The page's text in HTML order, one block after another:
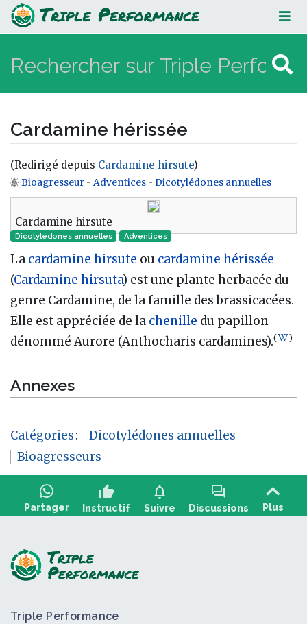
Cardamine hérissée
Cardamine hérissée
(Redirigé depuis Cardamine hirsute)
Aller à :navigation,rechercher
Bioagresseur - Adventices - Dicotylédones annuelles
Cardamine hirsute
Dicotylédones annuelles Adventices
La cardamine hirsute ou cardamine hérissée
(Cardamine hirsuta) est une plante herbacée du
genre Cardamine, de la famille des brassicacées.
Elle est appréciée de la chenille du papillon
dénommé Aurore (Anthocharis cardamines).( )
Annexes
Catégories:
Dicotylédones annuelles
Bioagresseurs
Partager
thumb_up
Instructif
notifications
Suivre
forum
Discussions Plus
Triple Performance